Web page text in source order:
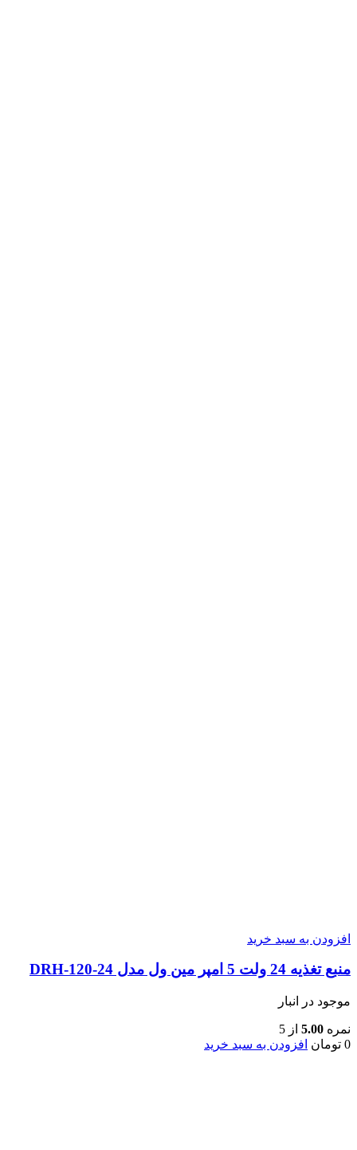
افزودن به سبد خرید
منبع تغذیه 24 ولت 5 امپر مین ول مدل DRH-120-24
موجود در انبار
نمره 5.00 از 5
0 تومان افزودن به سبد خرید